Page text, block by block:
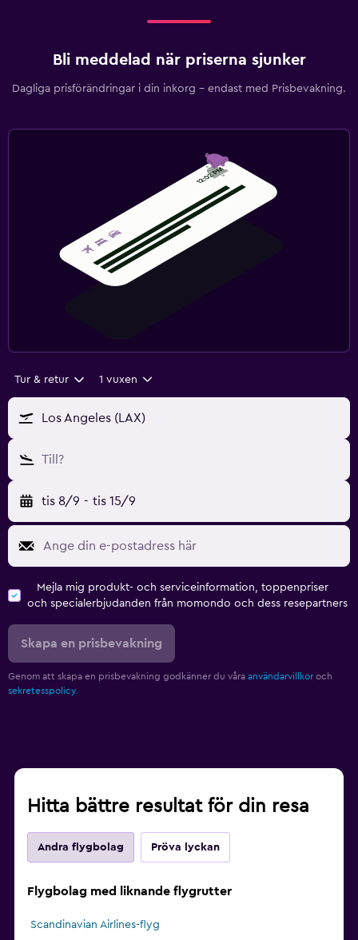
Bli meddelad när priserna sjunker
Dagliga prisförändringar i din inkorg – endast med Prisbevakning.
Tur & retur 1 vuxen
Los Angeles (LAX)
Till?
tis 8/9 - tis 15/9
Mejla mig produkt- och serviceinformation, toppenpriser
och specialerbjudanden från momondo och dess resepartners
Skapa en prisbevakning
Genom att skapa en prisbevakning godkänner du våra användarvillkor och
sekretesspolicy.
Hitta bättre resultat för din resa
Andra flygbolag Pröva lyckan
Flygbolag med liknande flygrutter
Scandinavian Airlines-flyg